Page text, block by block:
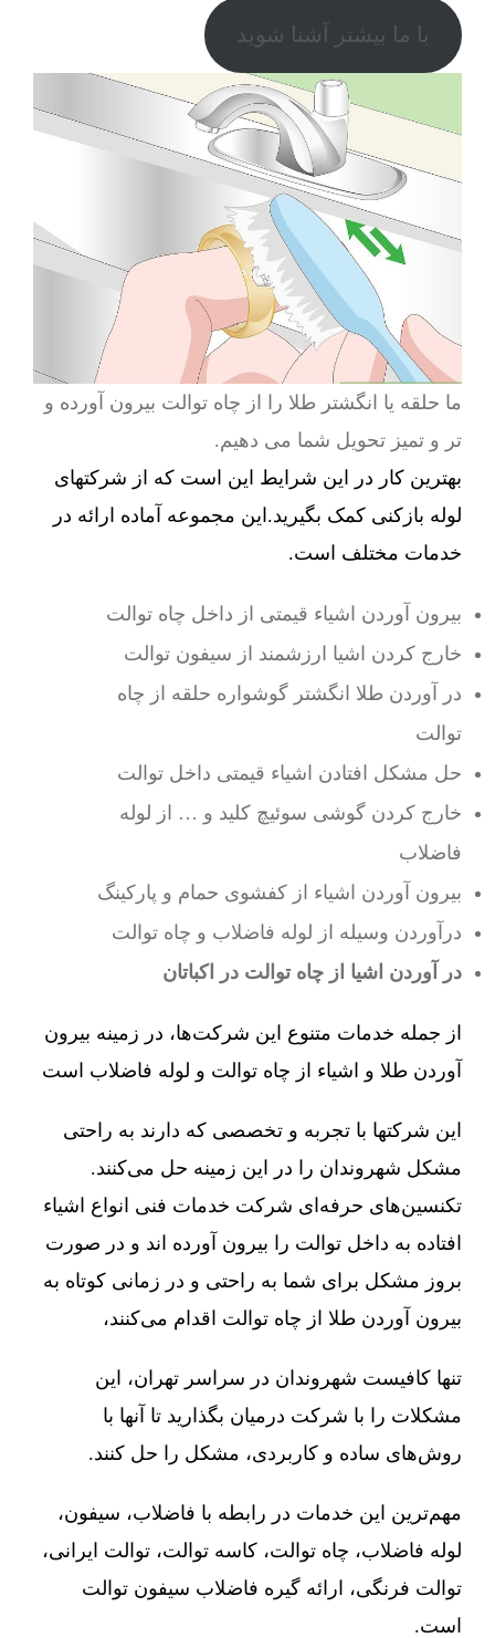
با ما بیشتر آشنا شوید
ما حلقه یا انگشتر طلا را از چاه توالت بیرون آورده و
تر و تمیز تحویل شما می دهیم.
بهترین کار در این شرایط این است که از شرکتهای
لوله بازکنی کمک بگیرید.این مجموعه آماده ارائه در
خدمات مختلف است.
بیرون آوردن اشیاء قیمتی از داخل چاه توالت
خارج کردن اشیا ارزشمند از سیفون توالت
در آوردن طلا انگشتر گوشواره حلقه از چاه
توالت
حل مشکل افتادن اشیاء قیمتی داخل توالت
خارج کردن گوشی سوئیچ کلید و … از لوله
فاضلاب
بیرون آوردن اشیاء از کفشوی حمام و پارکینگ
درآوردن وسیله از لوله فاضلاب و چاه توالت
در آوردن اشیا از چاه توالت در اکباتان
از جمله خدمات متنوع این شرکت‌ها، در زمینه بیرون
آوردن طلا و اشیاء از چاه توالت و لوله فاضلاب است
این شرکتها با تجربه و تخصصی که دارند به راحتی
مشکل شهروندان را در این زمینه حل می‌کنند.
تکنسین‌های حرفه‌ای شرکت خدمات فنی انواع اشیاء
افتاده به داخل توالت را بیرون آورده اند و در صورت
بروز مشکل برای شما به راحتی و در زمانی کوتاه به
بیرون آوردن طلا از چاه توالت اقدام می‌کنند،
تنها کافیست شهروندان در سراسر تهران، این
مشکلات را با شرکت درمیان بگذارید تا آنها با
روش‌های ساده و کاربردی، مشکل را حل کنند.
مهم‌ترین این خدمات در رابطه با فاضلاب، سیفون،
لوله فاضلاب، چاه توالت، کاسه توالت، توالت ایرانی،
توالت فرنگی، ارائه گیره فاضلاب سیفون توالت
است.